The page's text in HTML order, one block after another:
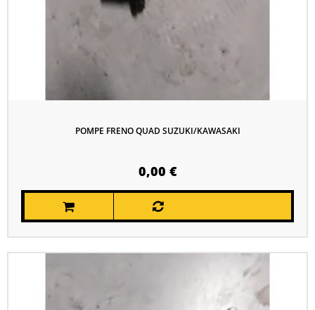
POMPE FRENO QUAD SUZUKI/KAWASAKI
0,00 €